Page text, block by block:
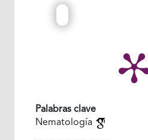
Palabras clave
Nematología